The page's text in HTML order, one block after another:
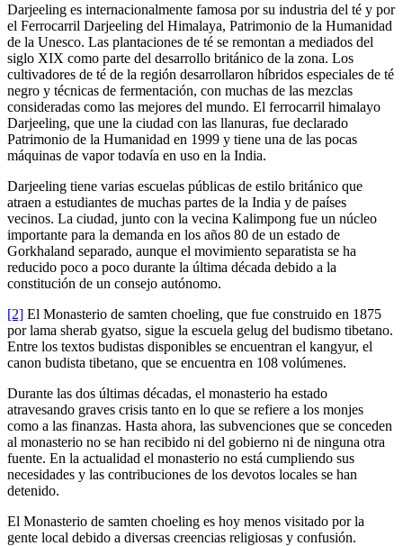
Darjeeling es internacionalmente famosa por su industria del té y por
el Ferrocarril Darjeeling del Himalaya, Patrimonio de la Humanidad
de la Unesco. Las plantaciones de té se remontan a mediados del
siglo XIX como parte del desarrollo británico de la zona. Los
cultivadores de té de la región desarrollaron híbridos especiales de té
negro y técnicas de fermentación, con muchas de las mezclas
consideradas como las mejores del mundo. El ferrocarril himalayo
Darjeeling, que une la ciudad con las llanuras, fue declarado
Patrimonio de la Humanidad en 1999 y tiene una de las pocas
máquinas de vapor todavía en uso en la India.
Darjeeling tiene varias escuelas públicas de estilo británico que
atraen a estudiantes de muchas partes de la India y de países
vecinos. La ciudad, junto con la vecina Kalimpong fue un núcleo
importante para la demanda en los años 80 de un estado de
Gorkhaland separado, aunque el movimiento separatista se ha
reducido poco a poco durante la última década debido a la
constitución de un consejo autónomo.
[2] El Monasterio de samten choeling, que fue construido en 1875
por lama sherab gyatso, sigue la escuela gelug del budismo tibetano.
Entre los textos budistas disponibles se encuentran el kangyur, el
canon budista tibetano, que se encuentra en 108 volúmenes.
Durante las dos últimas décadas, el monasterio ha estado
atravesando graves crisis tanto en lo que se refiere a los monjes
como a las finanzas. Hasta ahora, las subvenciones que se conceden
al monasterio no se han recibido ni del gobierno ni de ninguna otra
fuente. En la actualidad el monasterio no está cumpliendo sus
necesidades y las contribuciones de los devotos locales se han
detenido.
El Monasterio de samten choeling es hoy menos visitado por la
gente local debido a diversas creencias religiosas y confusión.